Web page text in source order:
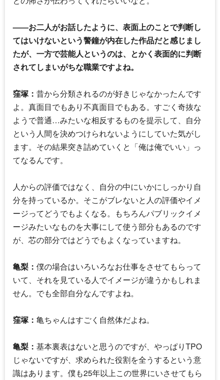
――お二人がお話したように、表面上のことで判断し
てはいけないという警鐘が内在した作品だと感じまし
たが、一方で芸能人というのは、とかく表面的に判断
されてしまいがちな職業ですよね。
窪塚： 昔から分類されるのが好きじゃなかったんです
よ。真面目でもあり不真面目でもある。すごく奇抜な
ようで普通…みたいな相反するものを提示して、自分
という人間を決めつけられないようにしていた気がし
ます。その結果突き詰めていくと「俺は俺でいい」っ
てなるんです。
人からの評価ではなく、自分の中にいかにしっかり自
分を持っているか。そこがブレないと人の評価やイメ
ージってどうでもよくなる。もちろんパブリックイメ
ージみたいなものを大事にして使う部分もあるのです
が、芯の部分ではどうでもよくなっていますね。
亀梨： 僕の場合はいろいろなお仕事をさせてもらって
いて、それを見ている人でイメージが違うかもしれま
せん。でも全部自分なんですよね。
窪塚： 亀ちゃんはすごく自然体だよね。
亀梨： 基本裏表はないと思うのですが、やっぱりTPO
じゃないですが、求められた役割を全うするという意
識はあります。僕も25年以上この世界にいさせてもら